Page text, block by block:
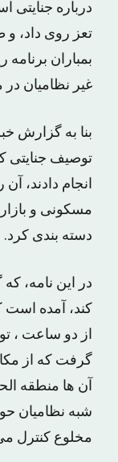
درباره
تعز روی داد، و
بمباران
غیر نظامیان
بنا به گزارش
توصیف جنایتی
انجام دادند،
مسکونی و
دسته بندی کرد.
در این نامه،
کند، آمده است
از دو ساعت ،
گرفت که از
آن ها منطقه
شبه نظامیان
مخلوع کنترل